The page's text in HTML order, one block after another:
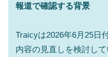
報道で確認する背景
Traicyは2026年6月25日
内容の見直しを検討し